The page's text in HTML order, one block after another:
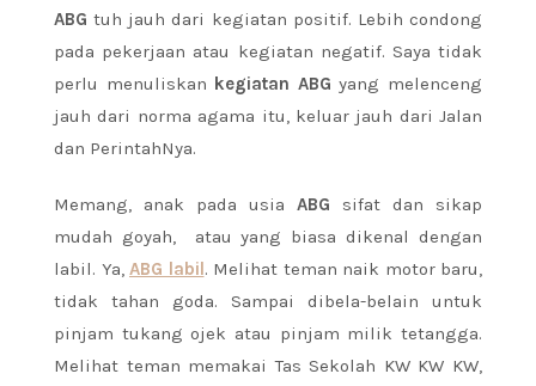
ABG tuh jauh dari kegiatan positif. Lebih condong
pada pekerjaan atau kegiatan negatif. Saya tidak
perlu menuliskan kegiatan ABG yang melenceng
jauh dari norma agama itu, keluar jauh dari Jalan
dan PerintahNya.
Memang, anak pada usia ABG sifat dan sikap
mudah goyah, atau yang biasa dikenal dengan
labil. Ya, ABG labil. Melihat teman naik motor baru,
tidak tahan goda. Sampai dibela-belain untuk
pinjam tukang ojek atau pinjam milik tetangga.
Melihat teman memakai Tas Sekolah KW KW KW,